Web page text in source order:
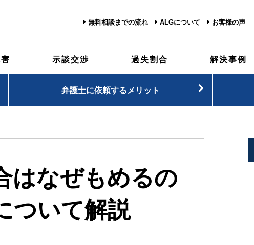
無料相談までの流れ ALGについて お客様の声
示談交渉 過失割合 解決事例
弁護士に依頼するメリット
はなぜもめるの
ついて解説